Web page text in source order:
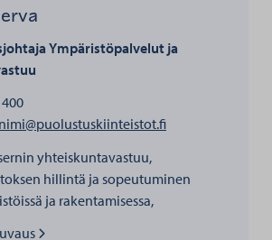
Ympäristöpalvelut ja
henkilölle Timo
yhteiskuntavastuu,
hillintä ja sopeutuminen
ja rakentamisessa,